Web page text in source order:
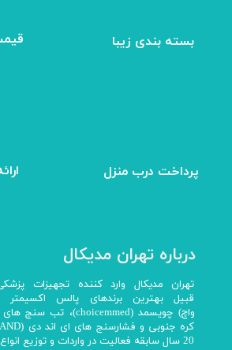
بسته بندی زیبا
پرداخت درب منزل
درباره تهران مدیکال
تهران مدیکال وارد کننده تجهیزات
قبیل بهترین برندهای پالس
20 سال سابقه فعالیت در واردات و توزیع انواع تجهیزات پزشکی